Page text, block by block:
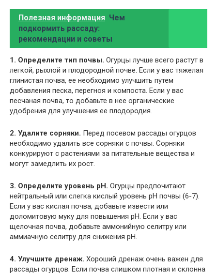
Полезная информация Чем
подкормить рассаду:
рекомендации и советы
1. Определите тип почвы. Огурцы лучше всего растут в
легкой, рыхлой и плодородной почве. Если у вас тяжелая
глинистая почва, ее необходимо улучшить путем
добавления песка, перегноя и компоста. Если у вас
песчаная почва, то добавьте в нее органические
удобрения для улучшения ее плодородия.
2. Удалите сорняки. Перед посевом рассады огурцов
необходимо удалить все сорняки с почвы. Сорняки
конкурируют с растениями за питательные вещества и
могут замедлить их рост.
3. Определите уровень pH. Огурцы предпочитают
нейтральный или слегка кислый уровень pH почвы (6-7).
Если у вас кислая почва, добавьте извести или
доломитовую муку для повышения pH. Если у вас
щелочная почва, добавьте аммонийную селитру или
аммиачную селитру для снижения pH.
4. Улучшите дренаж. Хороший дренаж очень важен для
рассады огурцов. Если почва слишком плотная и склонна